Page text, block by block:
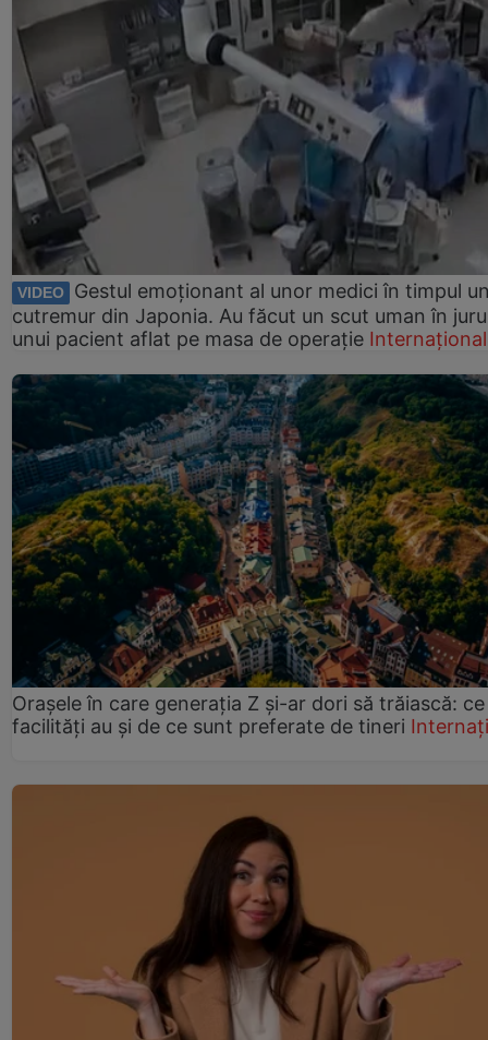
VIDEO
Gestul emoționant al unor medici în timpul
cutremur din Japonia. Au făcut un scut uman în
unui pacient aflat pe masa de operație Internațional
Orașele în care generația Z și-ar dori să trăiască: ce
facilități au și de ce sunt preferate de tineri